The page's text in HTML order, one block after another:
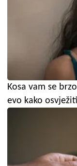
Kosa vam se
evo kako